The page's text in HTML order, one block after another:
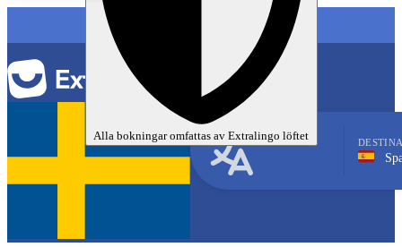
Alla bokningar omfattas av Extralingo löftet